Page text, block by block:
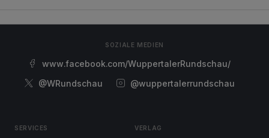
SOZIALE MEDIEN
www.facebook.com/WuppertalerRundschau/
@WRundschau
@wuppertalerrundschau
SERVICES VERLAG